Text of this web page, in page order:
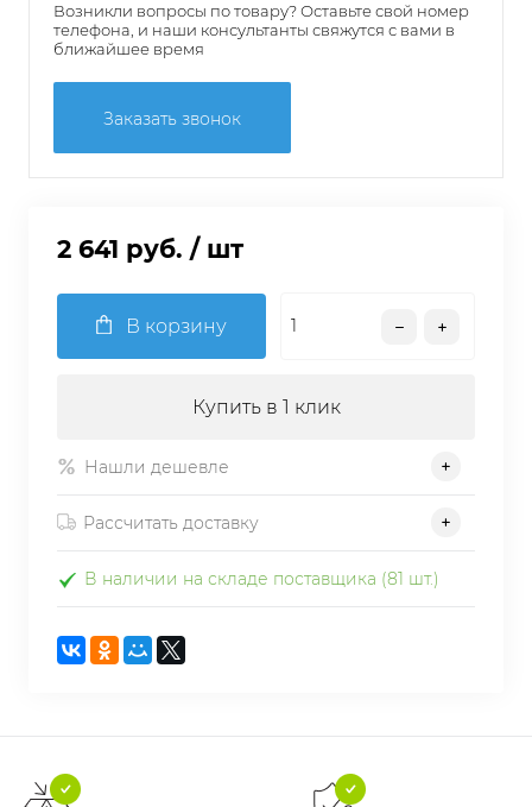
Возникли вопросы по товару? Оставьте свой номер
телефона, и наши консультанты свяжутся с вами в
ближайшее время
Заказать звонок
2 641 руб. / шт
В корзину
Купить в 1 клик
Нашли дешевле
Рассчитать доставку
В наличии на складе поставщика (81 шт.)